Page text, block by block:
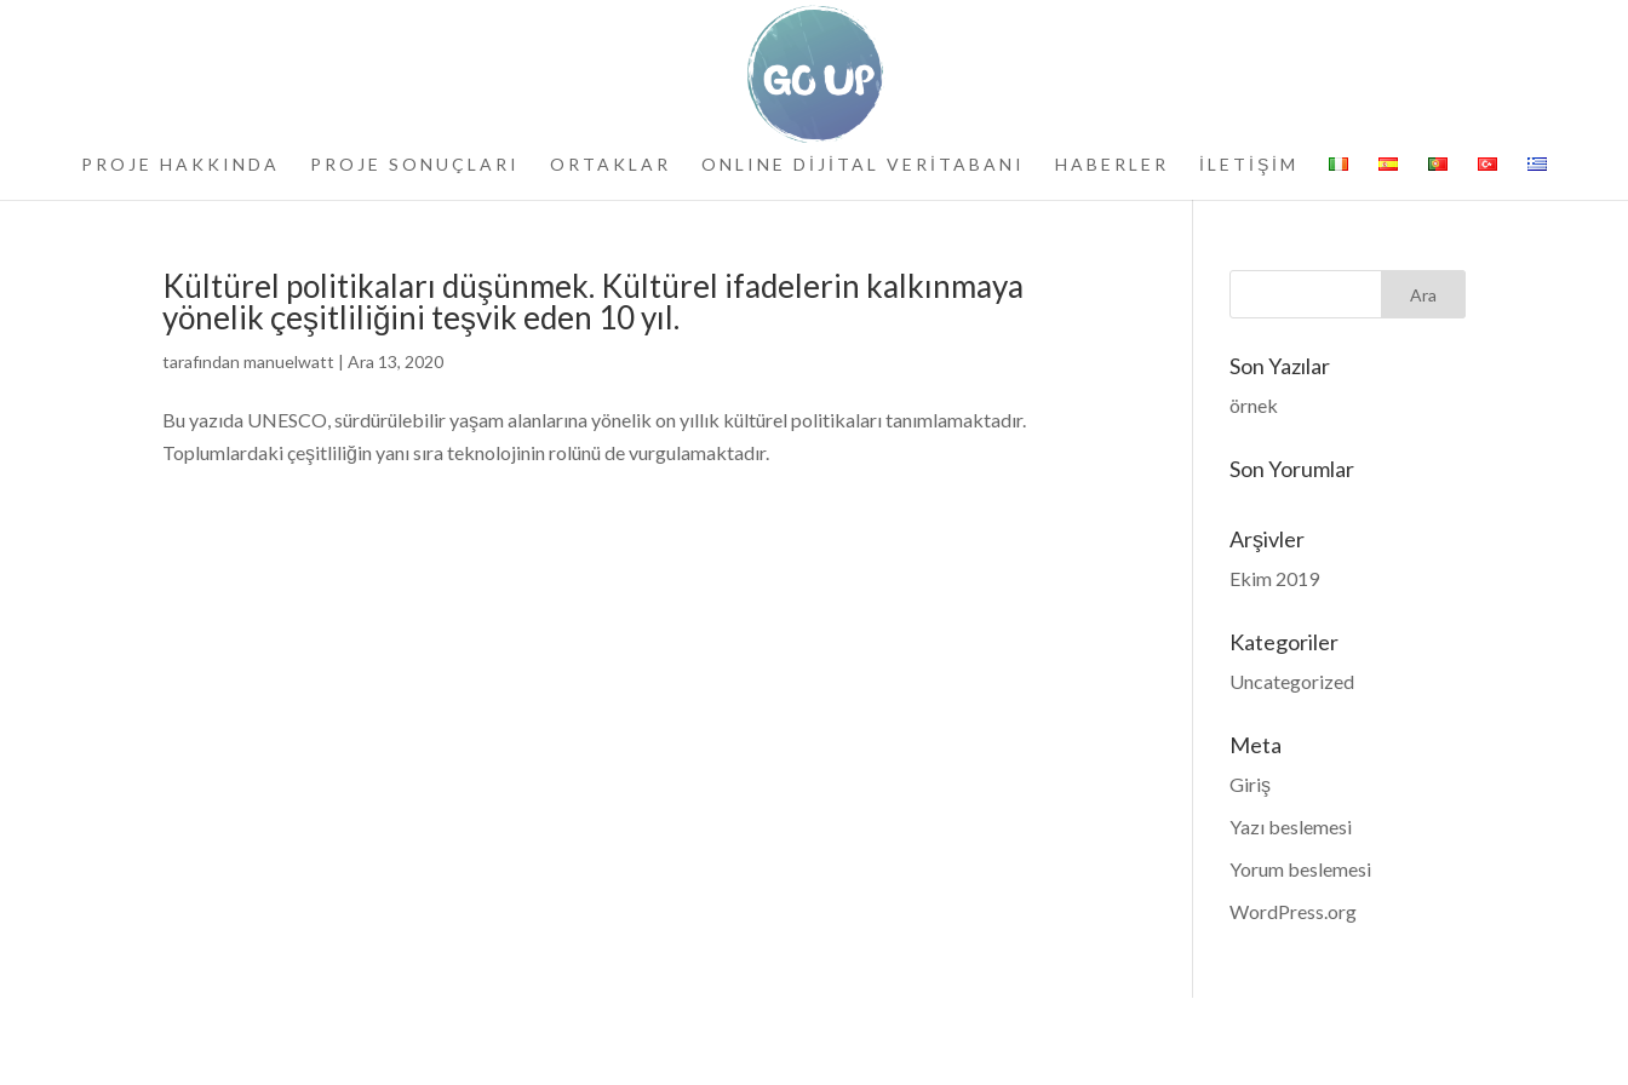
PROJE HAKKINDA PROJE SONUÇLARI ORTAKLAR ONLINE DİJİTAL VERİTABANI HABERLER İLETİŞİM
Kültürel politikaları düşünmek. Kültürel ifadelerin kalkınmaya
yönelik çeşitliliğini teşvik eden 10 yıl.
tarafındanmanuelwatt |Ara 13, 2020
Bu yazıda UNESCO, sürdürülebilir yaşam alanlarına yönelik on yıllık kültürel politikaları tanımlamaktadır.
Toplumlardaki çeşitliliğin yanı sıra teknolojinin rolünü de vurgulamaktadır.
Son Yazılar
örnek
Son Yorumlar
Arşivler
Ekim 2019
Kategoriler
Uncategorized
Meta
Giriş
Yazı beslemesi
Yorum beslemesi
WordPress.org